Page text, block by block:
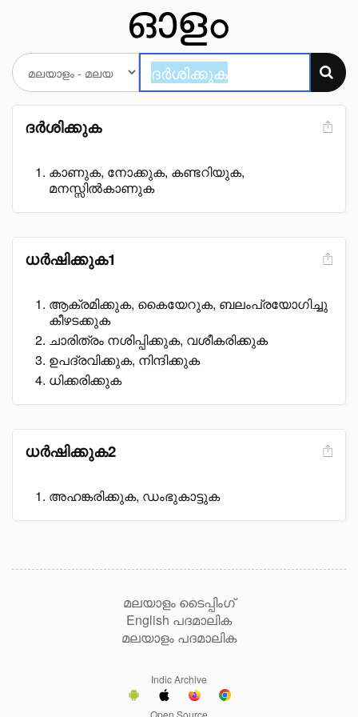
ദർശിക്കുക
കാണുക, നോക്കുക, കണ്ടറിയുക,
മനസ്സിൽകാണുക
ധർഷിക്കുക1
ആക്രമിക്കുക, കൈയേറുക, ബലംപ്രയോഗിച്ചു
കീഴടക്കുക
ചാരിത്രം നശിപ്പിക്കുക, വശീകരിക്കുക
ഉപദ്രവിക്കുക, നിന്ദിക്കുക
ധിക്കരിക്കുക
ധർഷിക്കുക2
അഹങ്കരിക്കുക, ഡംഭുകാട്ടുക
മലയാളം ടൈപ്പിംഗ്
English പദമാലിക
മലയാളം പദമാലിക
Indic Archive
Open Source